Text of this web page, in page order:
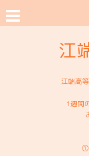
江
江端高
1週間
お
①